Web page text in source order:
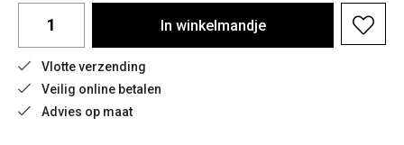
In winkelmandje
Vlotte verzending
Veilig online betalen
Advies op maat